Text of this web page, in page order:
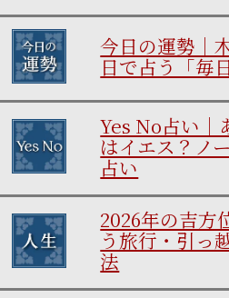
今日の運勢｜
日で占う「毎
Yes No占い｜
はイエス？ノ
占い
2026年の吉方
う旅行・引っ
法